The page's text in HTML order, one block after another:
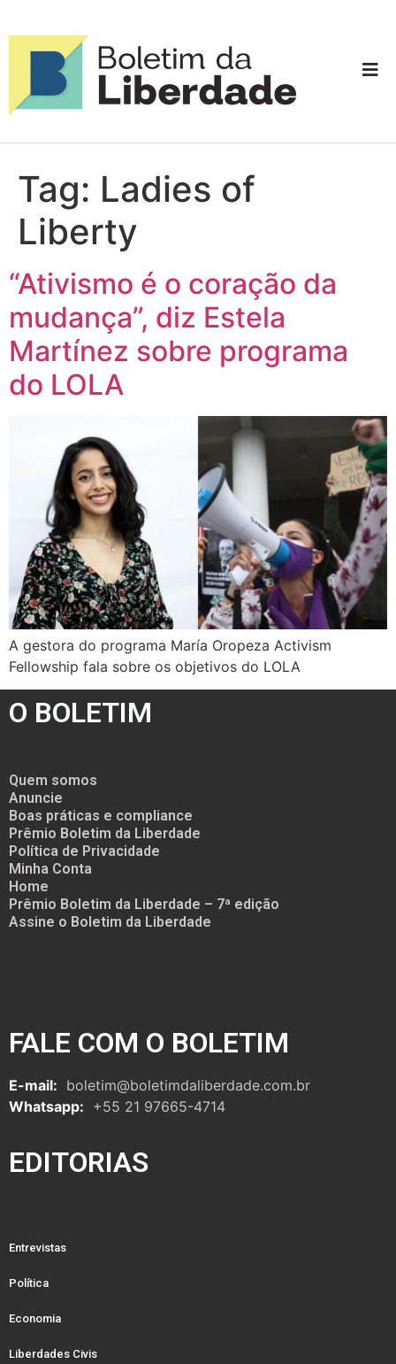
Tag: Ladies of
Liberty
“Ativismo é o coração da
mudança”, diz Estela
Martínez sobre programa
do LOLA
A gestora do programa María Oropeza Activism
Fellowship fala sobre os objetivos do LOLA
O BOLETIM
Quem somos
Anuncie
Boas práticas e compliance
Prêmio Boletim da Liberdade
Política de Privacidade
Minha Conta
Home
Prêmio Boletim da Liberdade – 7ª edição
Assine o Boletim da Liberdade
FALE COM O BOLETIM
E-mail: boletim@boletimdaliberdade.com.br
Whatsapp: +55 21 97665-4714
EDITORIAS
Entrevistas
Política
Economia
Liberdades Civis